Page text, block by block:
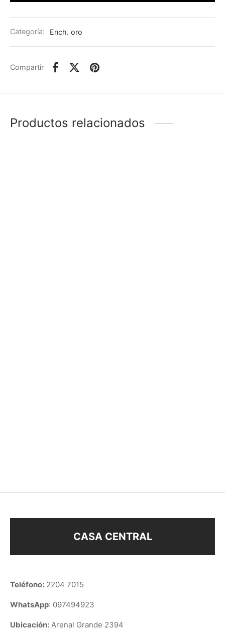
Categoría: Ench. oro
Compartir
Productos relacionados
CASA CENTRAL
Teléfono: 2204 7015
WhatsApp: 097494923
Ubicación: Arenal Grande 2394